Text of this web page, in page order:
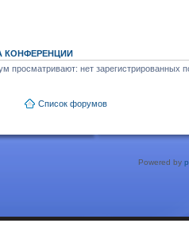
КОНФЕРЕНЦИИ
просматривают: нет зарегистрированных
Список форумов
Powered by